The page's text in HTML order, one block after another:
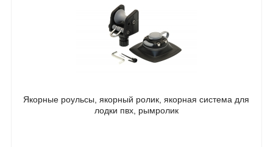
Якорные роульсы, якорный ролик, якорная система для
лодки пвх, рымролик